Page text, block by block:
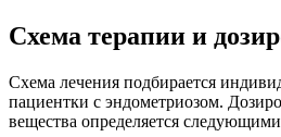
Схема терапии и
Схема лечения подбирается
пациентки с эндометриозом.
вещества определяется